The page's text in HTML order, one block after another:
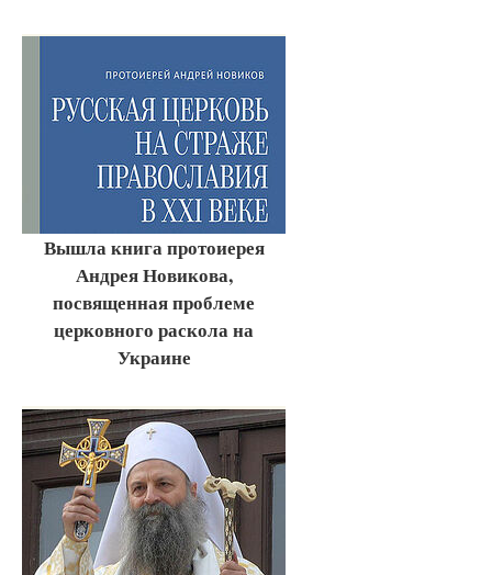
Вышла книга протоиерея
Андрея Новикова,
посвященная проблеме
церковного раскола на
Украине